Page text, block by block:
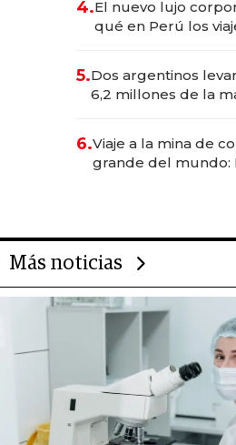
4.El nuevo lujo
qué en Perú los
para convertirse en
transformadoras
5.Dos argentinos
6,2 millones de la
6.Viaje a la mina de
grande del mundo:
Más noticias